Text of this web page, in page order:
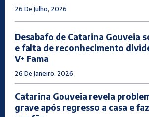
26 De Julho, 2026
Desabafo de Catarina Gouveia
e falta de reconhecimento
V+ Fama
26 De Janeiro, 2026
Catarina Gouveia revela
grave após regresso a casa e